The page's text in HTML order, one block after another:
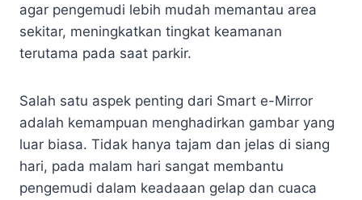
agar pengemudi lebih mudah memantau area
sekitar, meningkatkan tingkat keamanan
terutama pada saat parkir.
Salah satu aspek penting dari Smart e-Mirror
adalah kemampuan menghadirkan gambar yang
luar biasa. Tidak hanya tajam dan jelas di siang
hari, pada malam hari sangat membantu
pengemudi dalam keadaaan gelap dan cuaca